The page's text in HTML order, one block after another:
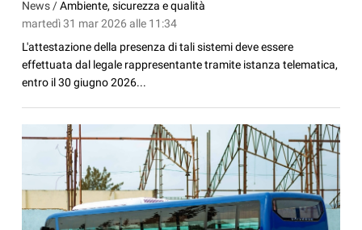
News /Ambiente, sicurezza e qualità
martedì 31 mar 2026 alle 11:34
L'attestazione della presenza di tali sistemi deve essere
effettuata dal legale rappresentante tramite istanza telematica,
entro il 30 giugno 2026...